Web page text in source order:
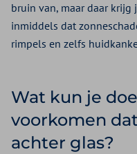
bruin van, maar daar krijg
inmiddels dat
rimpels en zelfs
Wat kun je
voorkomen
achter glas?